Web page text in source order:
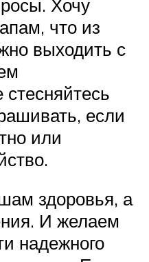
Хочу
что из
выходить с
если
или
здоровья, а
И желаем
надежного